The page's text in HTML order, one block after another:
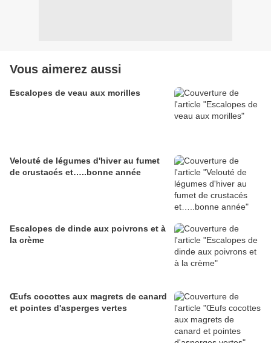
Vous aimerez aussi
Escalopes de veau aux morilles
Velouté de légumes d'hiver au fumet
de crustacés et…..bonne année
Escalopes de dinde aux poivrons et à
la crème
Œufs cocottes aux magrets de canard
et pointes d'asperges vertes